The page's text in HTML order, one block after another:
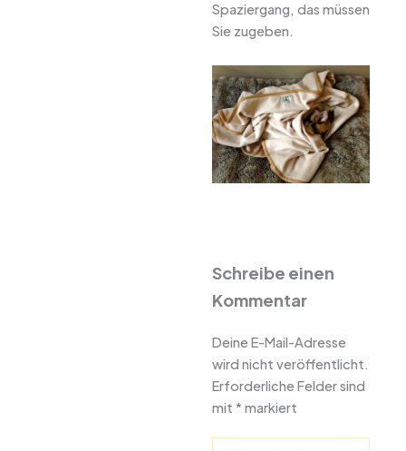
Spaziergang, das müssen
Sie zugeben.
Schreibe einen
Kommentar
Deine E-Mail-Adresse
wird nicht veröffentlicht.
Erforderliche Felder sind
mit * markiert